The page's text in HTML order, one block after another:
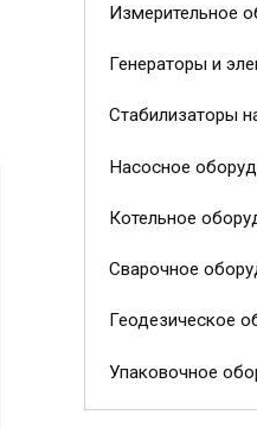
Измерительное
Генераторы и
Стабилизаторы
Насосное
Котельное
Сварочное
Геодезическое
Упаковочное